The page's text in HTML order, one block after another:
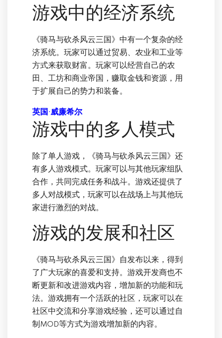
游戏中的经济系统
《骑马与砍杀风云三国》中有一个复杂的经
济系统。玩家可以通过贸易、农业和工业等
方式来获取财富。玩家可以经营自己的农
田、工坊和商业帝国，赚取金钱和资源，用
于扩展自己的势力和装备。
英国·威廉希尔
游戏中的多人模式
除了单人游戏，《骑马与砍杀风云三国》还
有多人游戏模式。玩家可以与其他玩家组队
合作，共同完成任务和战斗。游戏还提供了
多人对战模式，玩家可以在战场上与其他玩
家进行激烈的对战。
游戏的发展和社区
《骑马与砍杀风云三国》自发布以来，得到
了广大玩家的喜爱和支持。游戏开发商也不
断更新和改进游戏内容，增加新的功能和玩
法。游戏拥有一个活跃的社区，玩家可以在
社区中交流和分享游戏经验，还可以通过自
制MOD等方式为游戏增加新的内容。